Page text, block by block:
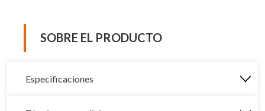
SOBRE EL PRODUCTO
Especificaciones